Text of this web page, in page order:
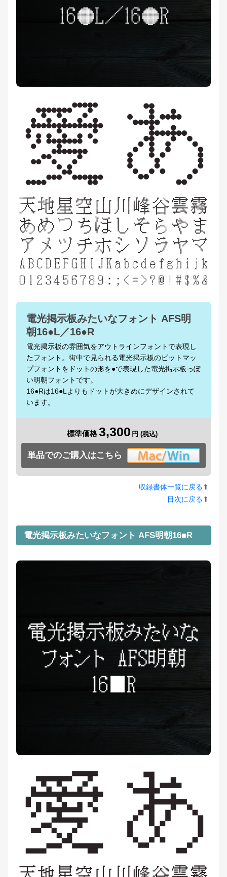
電光掲示板みたいなフォント AFS明
朝16●L／16●R
電光掲示板の雰囲気をアウトラインフォントで表現し
たフォント。街中で見られる電光掲示板のビットマッ
プフォントをドットの形を●で表現した電光掲示板っぽ
い明朝フォントです。
16●Rは16●Lよりもドットが大きめにデザインされて
います。
標準価格 3,300
単品でのご購入はこちら
収録書体一覧に戻る⬆︎
目次に戻る⬆︎
電光掲示板みたいなフォント AFS明朝16■R